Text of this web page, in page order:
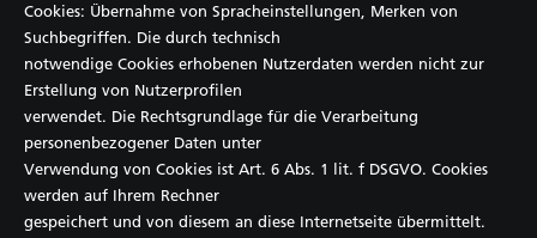
Cookies: Übernahme von Spracheinstellungen, Merken von
Suchbegriffen. Die durch technisch
notwendige Cookies erhobenen Nutzerdaten werden nicht zur
Erstellung von Nutzerprofilen
verwendet. Die Rechtsgrundlage für die Verarbeitung
personenbezogener Daten unter
Verwendung von Cookies ist Art. 6 Abs. 1 lit. f DSGVO. Cookies
werden auf Ihrem Rechner
gespeichert und von diesem an diese Internetseite übermittelt.